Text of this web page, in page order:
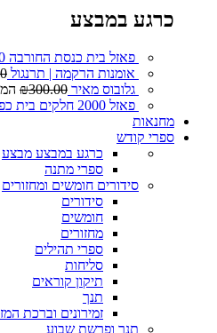
כרגע במבצע
פאזל בית כנסת החורבה 250 חלקים
אומנות הרקמה | תרנגול
גלובוס מאיר
₪300.00
פאזל 2000 חלקים בית כפרי
מחנאות
ספרי קודש
כרגע במבצע מבצע
ספרי מתנה
סידורים חומשים ומחזורים
סידורים
חומשים
מחזורים
ספרי תהילים
סליחות
תיקון קוראים
תנך
זמירונים וברכת
תנך ופרשת שבוע